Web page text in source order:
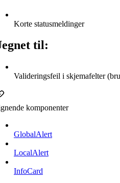
Korte statusmeldinger
til:
Valideringsfeil i skjemafelter
komponenter
GlobalAlert
LocalAlert
InfoCard